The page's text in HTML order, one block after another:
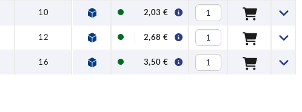
10 2,03 €
12 2,68 €
16 3,50 €